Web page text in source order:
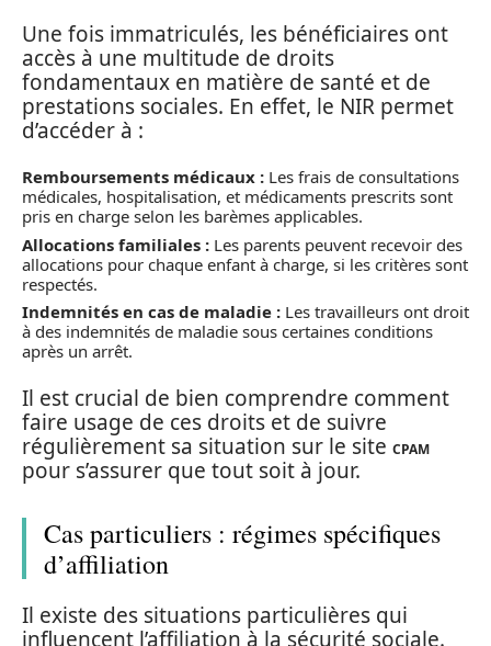
Une fois immatriculés, les bénéficiaires ont
accès à une multitude de droits
fondamentaux en matière de santé et de
prestations sociales. En effet, le NIR permet
d’accéder à :
Remboursements médicaux : Les frais de consultations
médicales, hospitalisation, et médicaments prescrits sont
pris en charge selon les barèmes applicables.
Allocations familiales : Les parents peuvent recevoir des
allocations pour chaque enfant à charge, si les critères sont
respectés.
Indemnités en cas de maladie : Les travailleurs ont droit
à des indemnités de maladie sous certaines conditions
après un arrêt.
Il est crucial de bien comprendre comment
faire usage de ces droits et de suivre
régulièrement sa situation sur le site CPAM
pour s’assurer que tout soit à jour.
Cas particuliers : régimes spécifiques
d’affiliation
Il existe des situations particulières qui
influencent l’affiliation à la sécurité sociale.